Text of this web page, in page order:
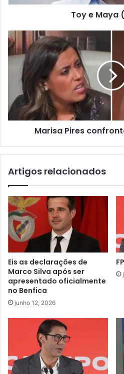
Toy e Maya
Marisa Pires
Artigos relacionados
Eis as declarações de
Marco Silva após ser
apresentado oficialmente
no Benfica
junho 12, 2026